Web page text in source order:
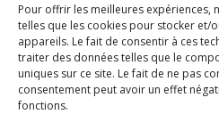
Pour offrir les meilleures expériences,
telles que les cookies pour stocker et/
appareils. Le fait de consentir à ces
traiter des données telles que le
uniques sur ce site. Le fait de ne pas
consentement peut avoir un effet
fonctions.